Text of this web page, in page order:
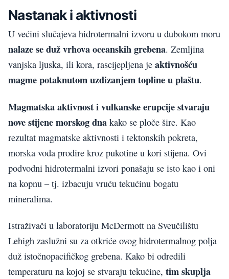
Nastanak i aktivnosti
U većini slučajeva hidrotermalni izvoru u dubokom moru
nalaze se duž vrhova oceanskih grebena. Zemljina
vanjska ljuska, ili kora, rascijepljena je aktivnošću
magme potaknutom uzdizanjem topline u plaštu.
Magmatska aktivnost i vulkanske erupcije stvaraju
nove stijene morskog dna kako se ploče šire. Kao
rezultat magmatske aktivnosti i tektonskih pokreta,
morska voda prodire kroz pukotine u kori stijena. Ovi
podvodni hidrotermalni izvori ponašaju se isto kao i oni
na kopnu – tj. izbacuju vruću tekućinu bogatu
mineralima.
Istraživači u laboratoriju McDermott na Sveučilištu
Lehigh zaslužni su za otkriće ovog hidrotermalnog polja
duž istočnopacifičkog grebena. Kako bi odredili
temperaturu na kojoj se stvaraju tekućine, tim skuplja